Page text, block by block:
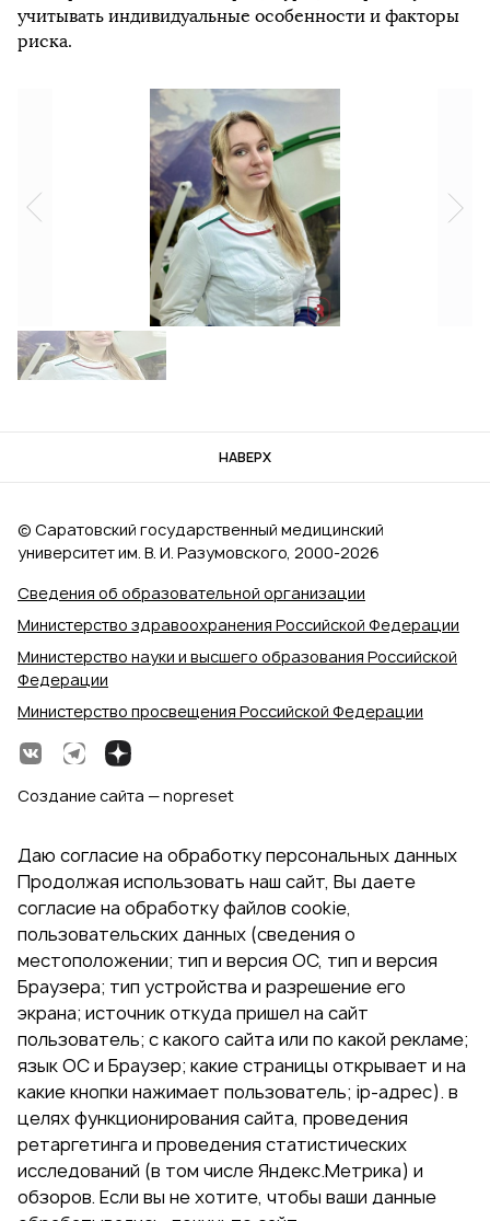
учитывать индивидуальные особенности и факторы
риска.
НАВЕРХ
Сведения об образовательной организации
Министерство здравоохранения Российской Федерации
Министерство науки и высшего образования Российской
Федерации
Министерство просвещения Российской Федерации
© Саратовский государственный медицинский
университет им. В. И. Разумовского, 2000‑2026
Создание сайта — nopreset
Даю согласие на обработку персональных данных
Продолжая использовать наш сайт, Вы даете
согласие на обработку файлов cookie,
пользовательских данных (сведения о
местоположении; тип и версия ОС, тип и версия
Браузера; тип устройства и разрешение его
экрана; источник откуда пришел на сайт
пользователь; с какого сайта или по какой рекламе;
язык ОС и Браузер; какие страницы открывает и на
какие кнопки нажимает пользователь; ip-адрес). в
целях функционирования сайта, проведения
ретаргетинга и проведения статистических
исследований (в том числе Яндекс.Метрика) и
обзоров. Если вы не хотите, чтобы ваши данные